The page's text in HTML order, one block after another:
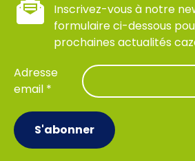
Inscrivez-vous à notre
formulaire ci-dessous
prochaines actualités
Adresse
email *
S'abonner